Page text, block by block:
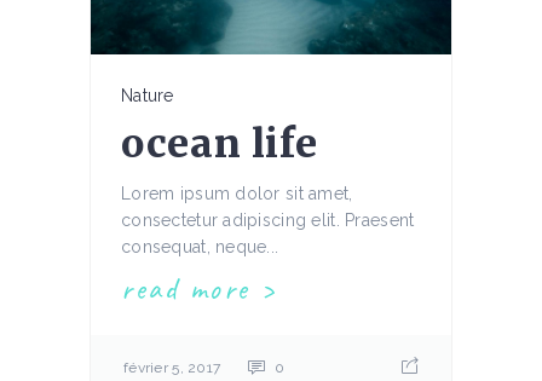
Nature
ocean life
Lorem ipsum dolor sit amet,
consectetur adipiscing elit. Praesent
consequat, neque...
read more
février 5, 2017 0